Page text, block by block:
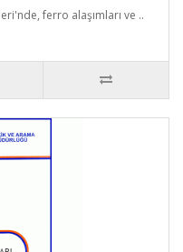
ferro alaşımları ve ..